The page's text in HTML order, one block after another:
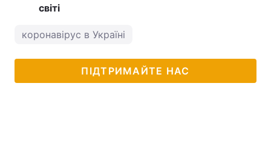
світі
коронавірус в Україні
ПІДТРИМАЙТЕ НАС